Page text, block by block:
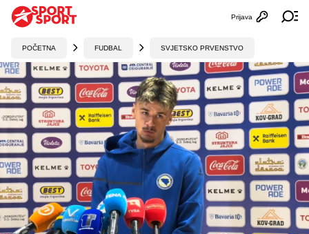
Otvori
Prijava
POČETNA FUDBAL SVJETSKO PRVENSTVO